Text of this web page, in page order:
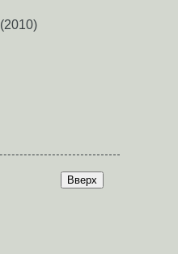
(2010)
Вверх